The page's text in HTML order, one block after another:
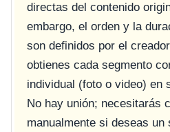
directas del contenido
embargo, el orden y la
son definidos por el
obtienes cada segmento
individual (foto o video) en
No hay unión; necesitarás
manualmente si deseas un